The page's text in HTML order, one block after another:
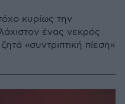
κυρίως την
ένας νεκρός
«συντριπτική πίεση»